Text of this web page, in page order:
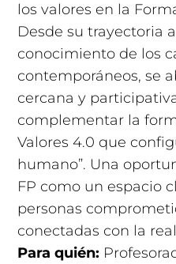
los valores en la
Desde su trayectoria
conocimiento de los
contemporáneos, se
cercana y
complementar la
Valores 4.0 que
humano”. Una
FP como un espacio
personas
conectadas con la
Para quién: